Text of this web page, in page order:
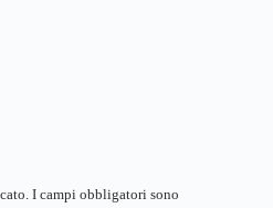
I campi obbligatori sono